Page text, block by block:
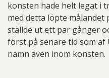
konsten hade helt legat i
med detta löpte målandet
ställde ut ett par gånger
först på senare tid som
namn även inom konsten.